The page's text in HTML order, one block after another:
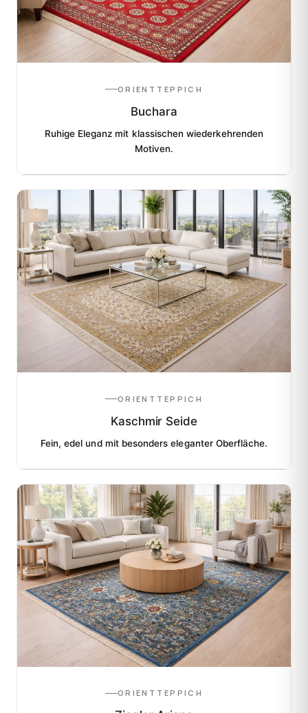
ORIENTTEPPICH
Buchara
Ruhige Eleganz mit klassischen wiederkehrenden
Motiven.
ORIENTTEPPICH
Kaschmir Seide
Fein, edel und mit besonders eleganter Oberfläche.
ORIENTTEPPICH